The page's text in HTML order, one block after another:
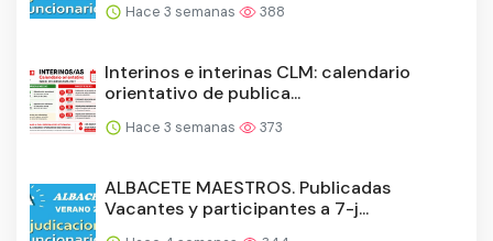
Hace 3 semanas 388
Interinos e interinas CLM: calendario
orientativo de publica...
Hace 3 semanas 373
ALBACETE MAESTROS. Publicadas
Vacantes y participantes a 7-j...